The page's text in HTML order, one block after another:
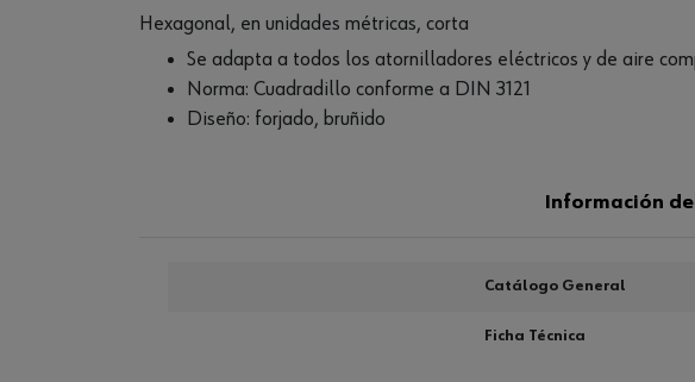
Hexagonal, en unidades métricas, corta
Se adapta a todos los atornilladores eléctricos y de aire
Norma: Cuadradillo conforme a DIN 3121
Diseño: forjado, bruñido
Información
Catálogo General
Ficha Técnica